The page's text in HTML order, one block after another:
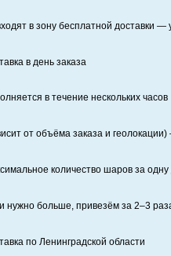
в зону бесплатной доставки —
в день заказа
в течение нескольких часов
от объёма заказа и
количество шаров за
нужно больше, привезём за 2–3
по Ленинградской области